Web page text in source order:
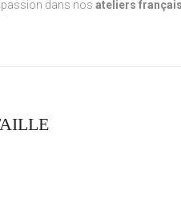
passion dans nos ateliers